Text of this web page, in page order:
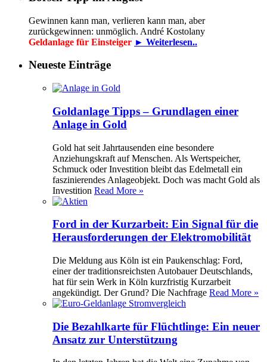
Gewinnen kann man, verlieren kann man, aber
zurückgewinnen: unmöglich. André Kostolany
Geldanlage für Einsteiger ► Weiterlesen..
Neueste Einträge
Goldanlage Tipps – Grundlagen einer
Anlage in Gold
Gold hat seit Jahrtausenden eine besondere
Anziehungskraft auf Menschen. Als Wertspeicher,
Schmuck oder Investition bleibt das Edelmetall ein
faszinierendes Anlageobjekt. Doch was macht Gold als
Investition Read More »
Ford in der Kurzarbeit: Ein Signal für die
Herausforderungen der Elektromobilität
Die Meldung aus Köln ist ein Paukenschlag: Ford,
einer der traditionsreichsten Autobauer Deutschlands,
hat für sein Werk in Köln kurzfristig Kurzarbeit
angekündigt. Der Grund? Die Nachfrage Read More »
Die Bezahlkarte für Flüchtlinge: Ein neuer
Ansatz zur Unterstützung